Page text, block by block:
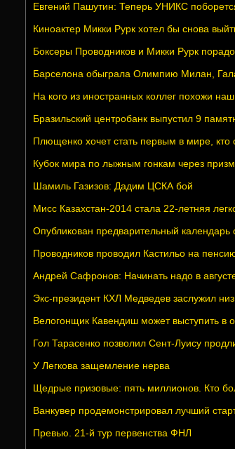
Евгений Пашутин: Теперь УНИКС
Киноактер Микки Рурк хотел бы снова
Боксеры Проводников и Микки Рурк
Барселона обыграла Олимпию Милан,
На кого из иностранных коллег похожи
Бразильский центробанк выпустил 9
Плющенко хочет стать первым в мире, кто
Кубок мира по лыжным гонкам через
Шамиль Газизов: Дадим ЦСКА бой
Мисс Казахстан-2014 стала 22-летняя
Опубликован предварительный
Проводников проводил Кастильо на
Андрей Сафронов: Начинать надо в
Экс-президент КХЛ Медведев заслужил
Велогонщик Кавендиш может выступить
Гол Тарасенко позволил Сент-Луису
У Легкова защемление нерва
Щедрые призовые: пять миллионов. Кто
Ванкувер продемонстрировал лучший
Превью. 21-й тур первенства ФНЛ